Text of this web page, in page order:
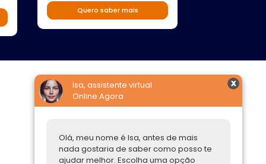
Quero saber mais
Isa, assistente virtual
Online Agora
Olá, meu nome é Isa, antes de mais
nada gostaria de saber como posso te
ajudar melhor. Escolha uma opção
Construtoras
Comprar ou alugar